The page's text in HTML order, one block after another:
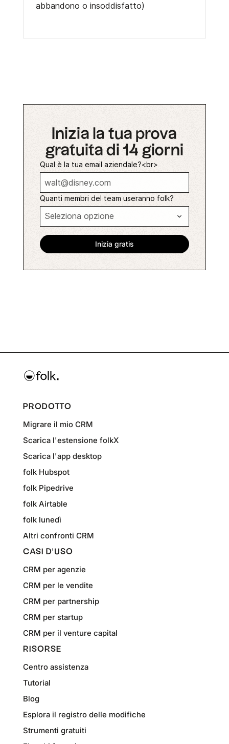
abbandono o insoddisfatto)
Inizia la tua prova
gratuita di 14 giorni
Qual è la tua email aziendale?<br>
Quanti membri del team useranno folk?
PRODOTTO
Migrare il mio CRM
Scarica l'estensione folkX
Scarica l'app desktop
folk Hubspot
folk Pipedrive
folk Airtable
folk lunedì
Altri confronti CRM
CASI D'USO
CRM per agenzie
CRM per le vendite
CRM per partnership
CRM per startup
CRM per il venture capital
RISORSE
Centro assistenza
Tutorial
Blog
Esplora il registro delle modifiche
Strumenti gratuiti